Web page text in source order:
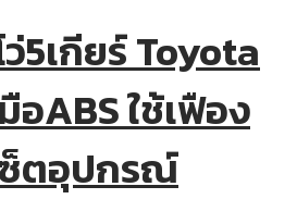
5เกียร์ Toyota
อABS ใช้เฟือง
ซ็ตอุปกรณ์